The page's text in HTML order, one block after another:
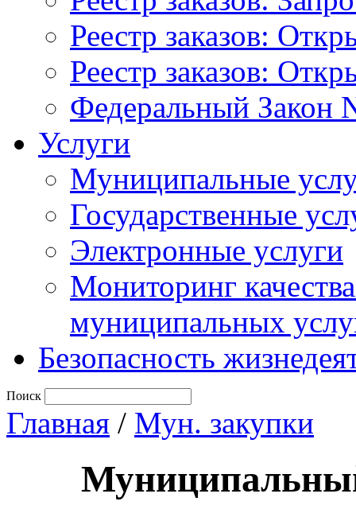
Реестр заказов:
Реестр заказов:
Федеральный Закон
Услуги
Муниципальные
Государственные
Электронные услуги
Мониторинг
муниципальных
Безопасность
Поиск
Главная / Мун. закупки